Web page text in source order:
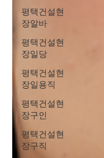
평택건설현
장알바
평택건설현
장일당
평택건설현
장일용직
평택건설현
장구인
평택건설현
장구직